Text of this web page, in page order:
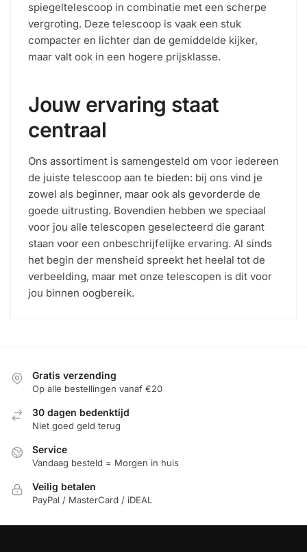
spiegeltelescoop in combinatie met een scherpe
vergroting. Deze telescoop is vaak een stuk
compacter en lichter dan de gemiddelde kijker,
maar valt ook in een hogere prijsklasse.
Jouw ervaring staat
centraal
Ons assortiment is samengesteld om voor iedereen
de juiste telescoop aan te bieden: bij ons vind je
zowel als beginner, maar ook als gevorderde de
goede uitrusting. Bovendien hebben we speciaal
voor jou alle telescopen geselecteerd die garant
staan voor een onbeschrijfelijke ervaring. Al sinds
het begin der mensheid spreekt het heelal tot de
verbeelding, maar met onze telescopen is dit voor
jou binnen oogbereik.
Gratis verzending
Op alle bestellingen vanaf €20
30 dagen bedenktijd
Niet goed geld terug
Service
Vandaag besteld = Morgen in huis
Veilig betalen
PayPal / MasterCard / iDEAL